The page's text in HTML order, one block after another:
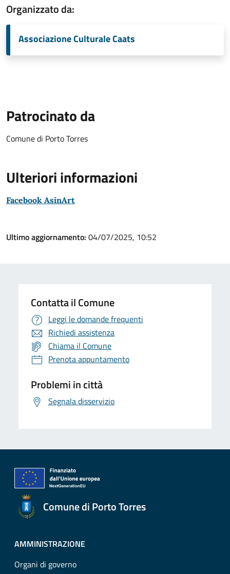
Organizzato da:
Associazione Culturale Caats
Patrocinato da
Comune di Porto Torres
Ulteriori informazioni
Facebook AsinArt
Ultimo aggiornamento: 04/07/2025, 10:52
Contatta il Comune
Leggi le domande frequenti
Richiedi assistenza
Chiama il Comune
Prenota appuntamento
Problemi in città
Segnala disservizio
Comune di Porto Torres
AMMINISTRAZIONE
Organi di governo